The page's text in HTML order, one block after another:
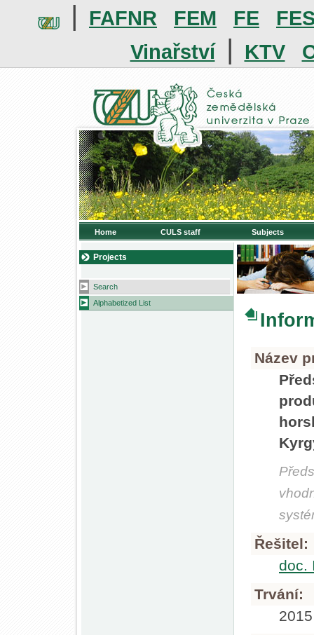
| FAFNR FEM FE
Vinařství | KTV
Home CULS staff Subjects
Projects
Search
Alphabetized List
Název
Řešitel:
doc.
Trvání: